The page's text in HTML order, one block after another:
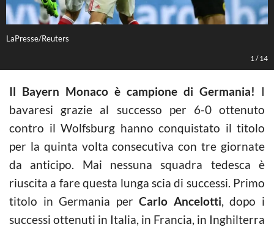
LaPresse/Reuters
1 /14
Il Bayern Monaco è campione di Germania! I
bavaresi grazie al successo per 6-0 ottenuto
contro il Wolfsburg hanno conquistato il titolo
per la quinta volta consecutiva con tre giornate
da anticipo. Mai nessuna squadra tedesca è
riuscita a fare questa lunga scia di successi. Primo
titolo in Germania perCarlo Ancelotti, dopo i
successi ottenuti in Italia, in Francia, in Inghilterra